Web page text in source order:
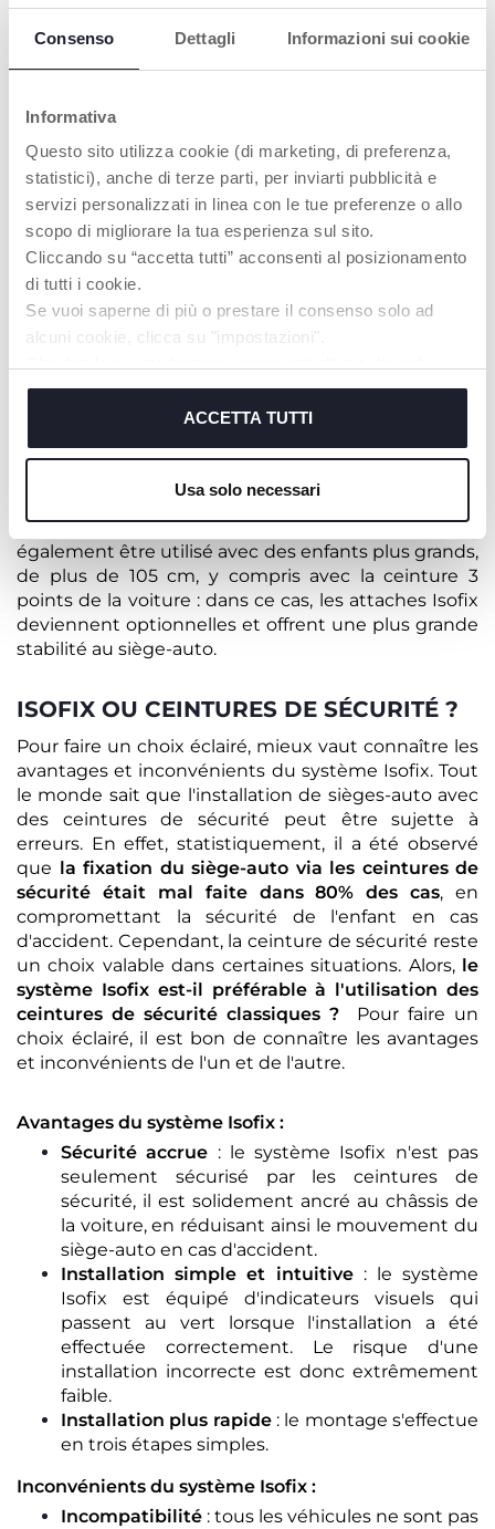
Consenso Dettagli Informazioni sui cookie
Informativa
Questo sito utilizza cookie (di marketing, di preferenza,
statistici), anche di terze parti, per inviarti pubblicità e
servizi personalizzati in linea con le tue preferenze o allo
scopo di migliorare la tua esperienza sul sito.
Cliccando su “accetta tutti” acconsenti al posizionamento
di tutti i cookie.
Se vuoi saperne di più o prestare il consenso solo ad
alcuni cookie, clicca su "impostazioni".
cookie tecnici, indispensabili per fruire del servizio
ACCETTA TUTTI
Usa solo necessari
etque le siège enfant soit bien stableet
ancré au siège de la voiture.
Regardez la vidéo et découvrez comment installer
homologuée selon la dernière norme de sécurité
ECE R129/03 etcompatible avec les sièges auto :
First-Seat Recline i-Size (40-87 cm), Kory Essential i-
Size (40-80 cm), Kory Plus i-Size (40-85 cm) et
FullSeat 360 (61-150 cm)
Enfin, rappelons qu'un siège auto Isofix peut
également être utilisé avec des enfants plus grands,
de plus de 105 cm, y compris avec la ceinture 3
points de la voiture : dans ce cas, les attaches Isofix
deviennent optionnelles et offrent une plus grande
stabilité au siège-auto.
ISOFIX OU CEINTURES DE SÉCURITÉ ?
Pour faire un choix éclairé, mieux vaut connaître les
avantages et inconvénients du système Isofix. Tout
le monde sait que l'installation de sièges-auto avec
des ceintures de sécurité peut être sujette à
erreurs. En effet, statistiquement, il a été observé
que la fixation du siège-auto via les ceintures de
sécurité était mal faite dans 80% des cas, en
compromettant la sécurité de l'enfant en cas
d'accident. Cependant, la ceinture de sécurité reste
un choix valable dans certaines situations. Alors, le
système Isofix est-il préférable à l'utilisation des
ceintures de sécurité classiques ? Pour faire un
choix éclairé, il est bon de connaître les avantages
et inconvénients de l'un et de l'autre.
Avantages du système Isofix :
Sécurité accrue : le système Isofix n'est pas
seulement sécurisé par les ceintures de
sécurité, il est solidement ancré au châssis de
la voiture, en réduisant ainsi le mouvement du
siège-auto en cas d'accident.
Installation simple et intuitive: le système
Isofix est équipé d'indicateurs visuels qui
passent au vert lorsque l'installation a été
effectuée correctement. Le risque d'une
installation incorrecte est donc extrêmement
faible.
Installation plus rapide: le montage s'effectue
en trois étapes simples.
Inconvénients du système Isofix :
Incompatibilité : tous les véhicules ne sont pas